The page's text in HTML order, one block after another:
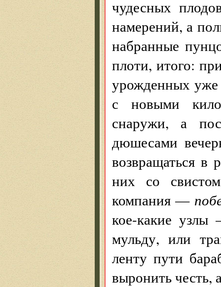
чудесных
намерений, а
набранные
плоти, итого:
урожденных уже
с новыми
снаружи, а
дюшесами
возвращаться в
них со
компания —
кое-какие узлы
мульду, или
ленту пути
выронить честь,